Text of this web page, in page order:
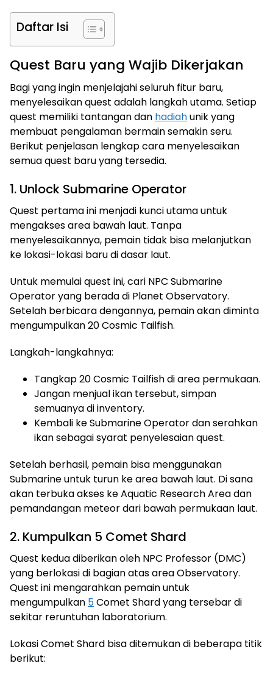
Daftar Isi
Quest Baru yang Wajib Dikerjakan
Bagi yang ingin menjelajahi seluruh fitur baru,
menyelesaikan quest adalah langkah utama. Setiap
quest memiliki tantangan dan hadiahunik yang
membuat pengalaman bermain semakin seru.
Berikut penjelasan lengkap cara menyelesaikan
semua quest baru yang tersedia.
1. Unlock Submarine Operator
Quest pertama ini menjadi kunci utama untuk
mengakses area bawah laut. Tanpa
menyelesaikannya, pemain tidak bisa melanjutkan
ke lokasi-lokasi baru di dasar laut.
Untuk memulai quest ini, cari NPC Submarine
Operator yang berada di Planet Observatory.
Setelah berbicara dengannya, pemain akan diminta
mengumpulkan 20 Cosmic Tailfish.
Langkah-langkahnya:
Tangkap 20 Cosmic Tailfish di area permukaan.
Jangan menjual ikan tersebut, simpan
semuanya di inventory.
Kembali ke Submarine Operator dan serahkan
ikan sebagai syarat penyelesaian quest.
Setelah berhasil, pemain bisa menggunakan
Submarine untuk turun ke area bawah laut. Di sana
akan terbuka akses ke Aquatic Research Area dan
pemandangan meteor dari bawah permukaan laut.
2. Kumpulkan 5 Comet Shard
Quest kedua diberikan oleh NPC Professor (DMC)
yang berlokasi di bagian atas area Observatory.
Quest ini mengarahkan pemain untuk
mengumpulkan 5Comet Shard yang tersebar di
sekitar reruntuhan laboratorium.
Lokasi Comet Shard bisa ditemukan di beberapa titik
berikut: